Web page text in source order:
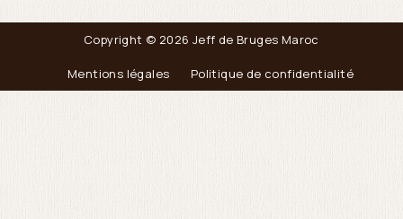
Copyright © 2026 Jeff de Bruges Maroc
Mentions légales Politique de confidentialité